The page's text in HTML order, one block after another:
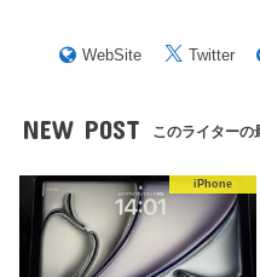
WebSite Twitter
NEW POST このライターの
iPhone